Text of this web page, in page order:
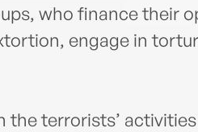
who finance their
engage in
the terrorists’